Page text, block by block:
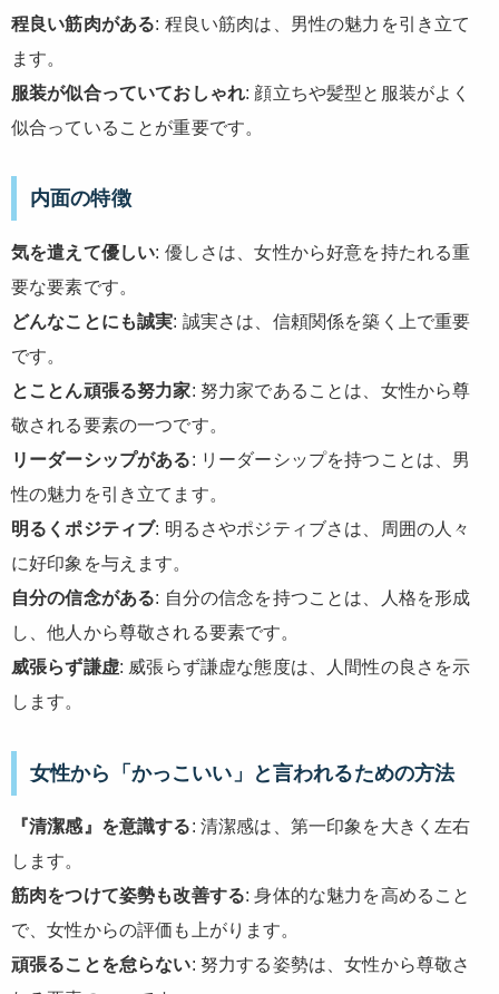
程良い筋肉がある: 程良い筋肉は、男性の魅力を引き立て
ます。
服装が似合っていておしゃれ: 顔立ちや髪型と服装がよく
似合っていることが重要です。
内面の特徴
気を遣えて優しい: 優しさは、女性から好意を持たれる重
要な要素です。
どんなことにも誠実: 誠実さは、信頼関係を築く上で重要
です。
とことん頑張る努力家: 努力家であることは、女性から尊
敬される要素の一つです。
リーダーシップがある: リーダーシップを持つことは、男
性の魅力を引き立てます。
明るくポジティブ: 明るさやポジティブさは、周囲の人々
に好印象を与えます。
自分の信念がある: 自分の信念を持つことは、人格を形成
し、他人から尊敬される要素です。
威張らず謙虚: 威張らず謙虚な態度は、人間性の良さを示
します。
女性から「かっこいい」と言われるための方法
『清潔感』を意識する: 清潔感は、第一印象を大きく左右
します。
筋肉をつけて姿勢も改善する: 身体的な魅力を高めること
で、女性からの評価も上がります。
頑張ることを怠らない: 努力する姿勢は、女性から尊敬さ